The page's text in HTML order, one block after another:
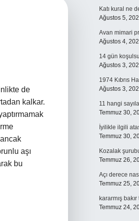
de
kalkar.
aşı
bu
Katı kural ne
Ağustos 5,
Avan mimari
Ağustos 4,
14 gün
Ağustos 3,
1974 Kıbrıs
Ağustos 3,
11 hangi
Temmuz 30,
İyilikle ilgili
Temmuz 30,
Kozalak
Temmuz 26,
Açı derece
Temmuz 25,
kararmış
Temmuz 24,